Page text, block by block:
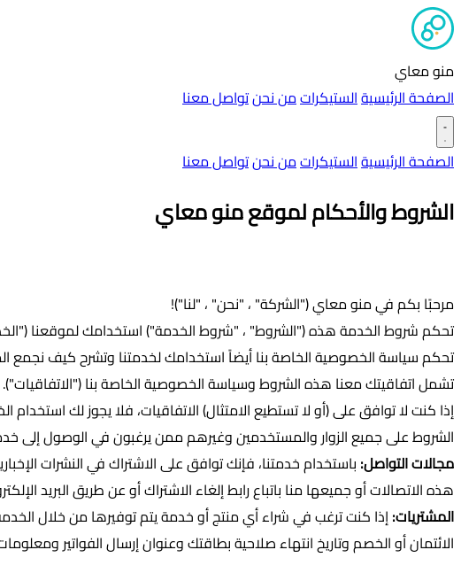
منو معاي
الصفحة الرئيسيةالستيكراتمن نحنتواصل معنا
الصفحة الرئيسيةالستيكراتمن نحنتواصل معنا
الشروط والأحكام لموقع منو معاي
مرحبًا بكم في منو معاي ("الشركة" ، "نحن" ، "لنا")!
تحكم شروط الخدمة هذه ("الشروط" ، "شروط الخدمة") استخدامك لموقعنا
تحكم سياسة الخصوصية الخاصة بنا أيضاً استخدامك لخدمتنا وتشرح كيف نجمع
تشمل اتفاقيتك معنا هذه الشروط وسياسة الخصوصية الخاصة بنا ("الاتفاقيات").
إذا كنت لا توافق على (أو لا تستطيع الامتثال) الاتفاقيات، فلا يجوز لك استخدام
الشروط على جميع الزوار والمستخدمين وغيرهم ممن يرغبون في الوصول إلى
مجالات التواصل: باستخدام خدمتنا، فإنك توافق على الاشتراك في النشرات
هذه الاتصالات أو جميعها منا باتباع رابط إلغاء الاشتراك أو عن طريق البريد
المشتريات:إذا كنت ترغب في شراء أي منتج أو خدمة يتم توفيرها من خلال
الائتمان أو الخصم وتاريخ انتهاء صلاحية بطاقتك وعنوان إرسال الفواتير